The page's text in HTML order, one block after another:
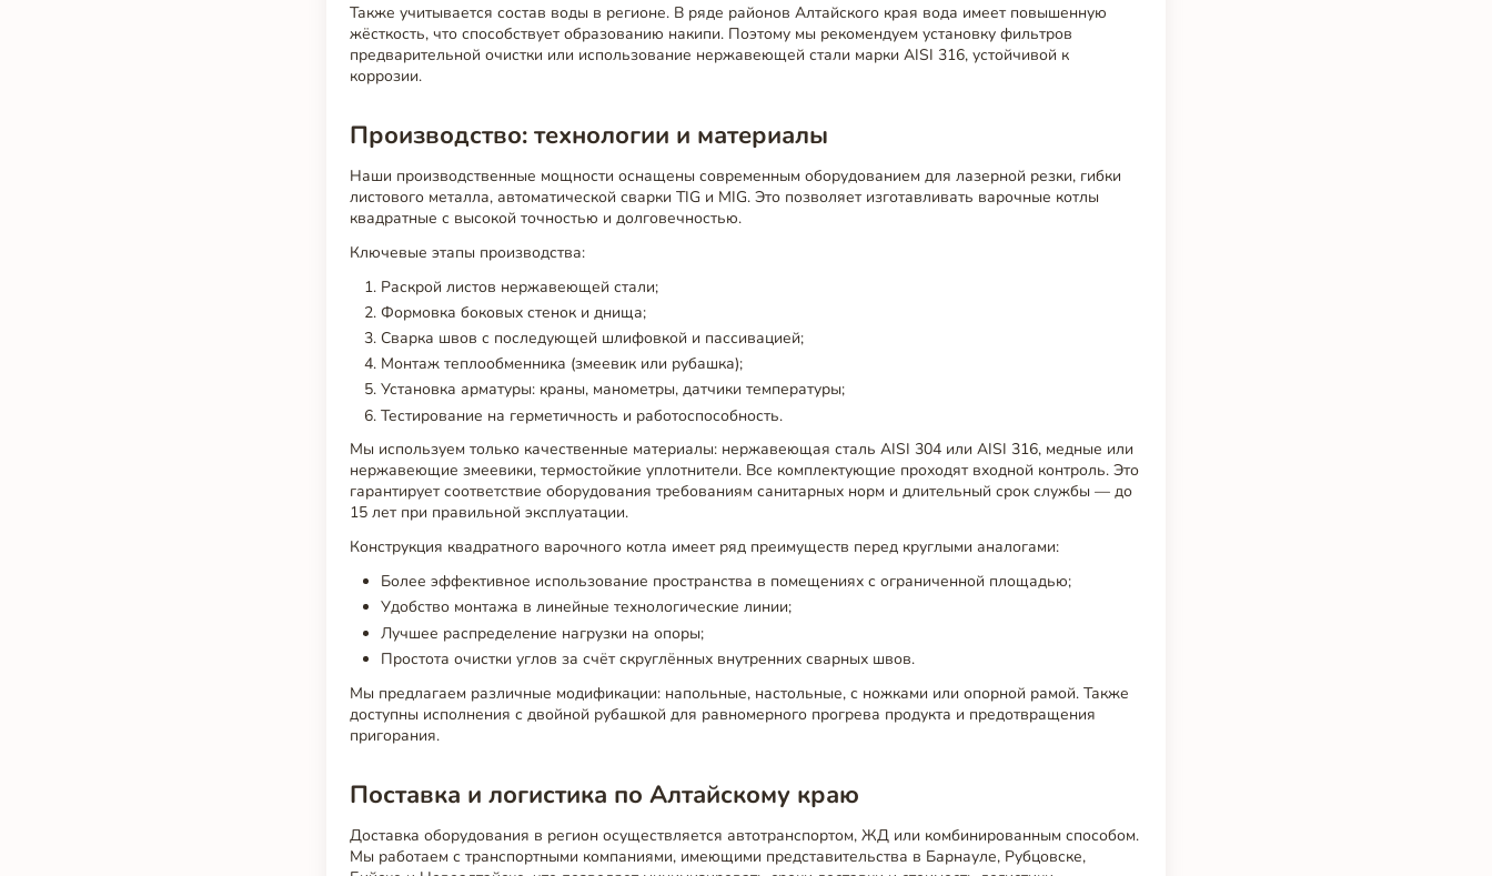
Также учитывается состав воды в регионе. В ряде районов Алтайского края вода имеет повышенную
жёсткость, что способствует образованию накипи. Поэтому мы рекомендуем установку фильтров
предварительной очистки или использование нержавеющей стали марки AISI 316, устойчивой к
коррозии.
Производство: технологии и материалы
Наши производственные мощности оснащены современным оборудованием для лазерной резки, гибки
листового металла, автоматической сварки TIG и MIG. Это позволяет изготавливать варочные котлы
квадратные с высокой точностью и долговечностью.
Ключевые этапы производства:
Раскрой листов нержавеющей стали;
Формовка боковых стенок и днища;
Сварка швов с последующей шлифовкой и пассивацией;
Монтаж теплообменника (змеевик или рубашка);
Установка арматуры: краны, манометры, датчики температуры;
Тестирование на герметичность и работоспособность.
Мы используем только качественные материалы: нержавеющая сталь AISI 304 или AISI 316, медные или
нержавеющие змеевики, термостойкие уплотнители. Все комплектующие проходят входной контроль. Это
гарантирует соответствие оборудования требованиям санитарных норм и длительный срок службы — до
15 лет при правильной эксплуатации.
Конструкция квадратного варочного котла имеет ряд преимуществ перед круглыми аналогами:
Более эффективное использование пространства в помещениях с ограниченной площадью;
Удобство монтажа в линейные технологические линии;
Лучшее распределение нагрузки на опоры;
Простота очистки углов за счёт скруглённых внутренних сварных швов.
Мы предлагаем различные модификации: напольные, настольные, с ножками или опорной рамой. Также
доступны исполнения с двойной рубашкой для равномерного прогрева продукта и предотвращения
пригорания.
Поставка и логистика по Алтайскому краю
Доставка оборудования в регион осуществляется автотранспортом, ЖД или комбинированным способом.
Мы работаем с транспортными компаниями, имеющими представительства в Барнауле, Рубцовске,